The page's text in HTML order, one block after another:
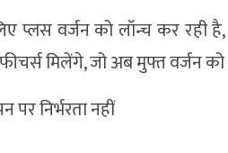
प्लस वर्जन को लॉन्च कर रही
मिलेंगे, जो अब मुफ्त वर्जन
पर निर्भरता नहीं